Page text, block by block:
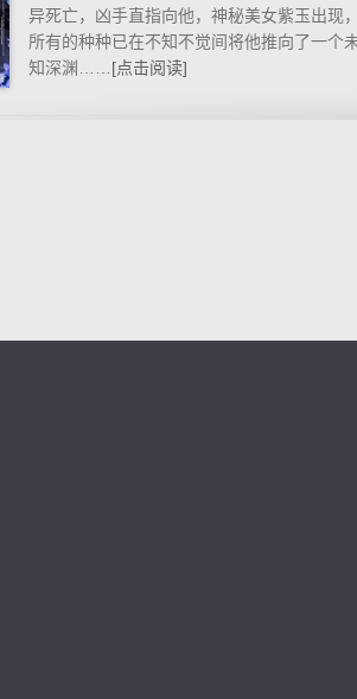
异死亡，凶手直指向他，神秘美女紫玉出现
所有的种种已在不知不觉间将他推向了一个
知深渊…… [点击阅读]